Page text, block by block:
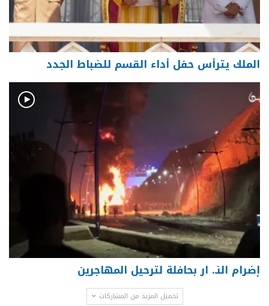
الملك يترأس حفل أداء القسم للضباط الجدد
إضرام النـ. ار بحافلة لترحيل المهاجرين
تحميل المزيد من المشاركات